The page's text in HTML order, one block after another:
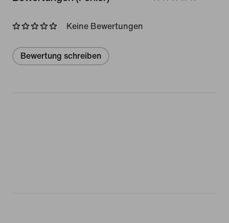
Keine Bewertungen
Bewertung schreiben